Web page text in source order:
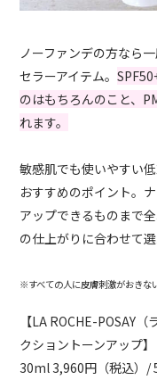
ノーファンデの方なら
セラーアイテム。
のはもちろんのこと、
れます。
敏感肌でも使いやすい
おすすめのポイント。
アップできるものまで
の仕上がりに合わせて
※すべての人に皮膚刺激がおきな
【LA ROCHE-POSAY
クショントーンアップ】
30ml 3,960円（税込）/